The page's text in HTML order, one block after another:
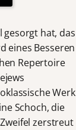
gesorgt hat, das
eines Besseren
Repertoire
Werk
Schoch, die
zerstreut